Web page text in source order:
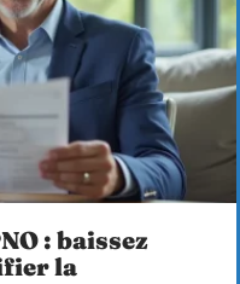
: baissez
la